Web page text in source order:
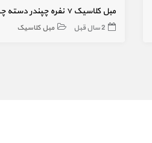
مبل کلاسیک ۷ نفره چپندر دسته چوبی
2 سال قبل مبل کلاسیک